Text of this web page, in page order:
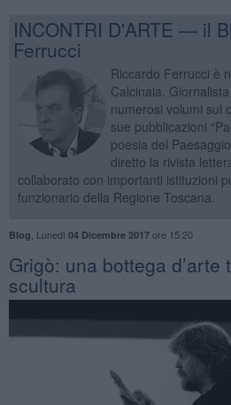
INCONTRI D'ARTE — il
Ferrucci
Riccardo Ferrucci è
Calcinaia.
numerosi volumi sul
sue pubblicazioni
poesia del
diretto la rivista
collaborato con importanti istituzioni
funzionario della Regione Toscana.
Blog Lunedì 04 Dicembre 2017ore 15:20
Grigò: una bottega d’arte
scultura